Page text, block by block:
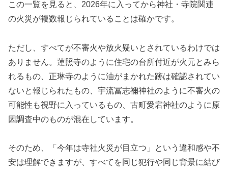
この一覧を見ると、2026年に入ってから神社・寺院関連
の火災が複数報じられていることは確かです。
ただし、すべてが不審火や放火疑いとされているわけでは
ありません。蓮照寺のように住宅の台所付近が火元とみら
れるもの、正琳寺のように油がまかれた跡は確認されてい
ないと報じられたもの、宇流冨志禰神社のように不審火の
可能性も視野に入っているもの、古町愛宕神社のように原
因調査中のものが混在しています。
そのため、「今年は寺社火災が目立つ」という違和感や不
安は理解できますが、すべてを同じ犯行や同じ背景に結び